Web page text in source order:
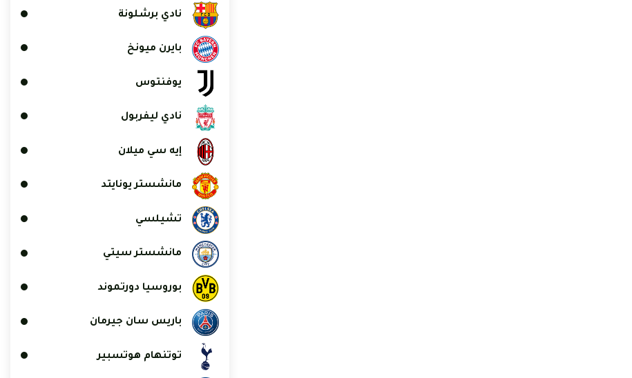
نادي برشلونة
بايرن ميونخ
يوفنتوس
نادي ليفربول
إيه سي ميلان
مانشستر يونايتد
تشيلسي
مانشستر سيتي
بوروسيا دورتموند
باريس سان جيرمان
توتنهام هوتسبير